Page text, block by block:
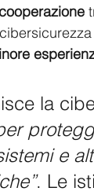
la
e
. Le